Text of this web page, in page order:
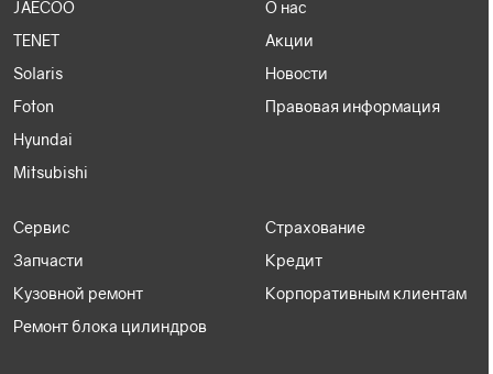
JAECOO
TENET
Solaris
Foton
Hyundai
Mitsubishi
О нас
Акции
Новости
Правовая информация
Сервис
Запчасти
Кузовной ремонт
Ремонт блока цилиндров
Страхование
Кредит
Корпоративным клиентам